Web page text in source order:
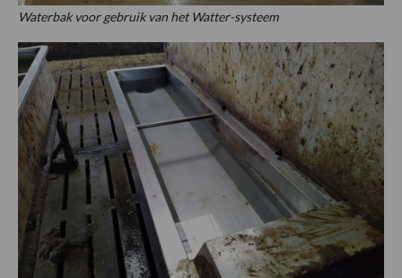
Waterbak voor gebruik van het Watter-systeem